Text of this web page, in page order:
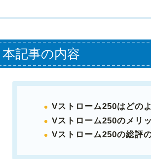
本記事の内容
Vストローム250はどの
Vストローム250のメリ
Vストローム250の総評